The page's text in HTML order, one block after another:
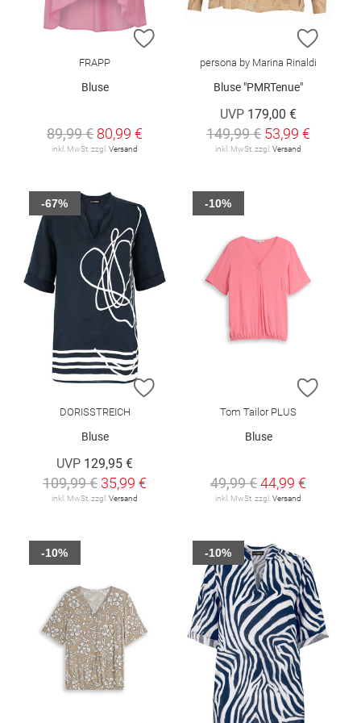
ZUR WUNSCHLISTE HINZUFÜGEN
FRAPP
Bluse
89,99 € 80,99 €
inkl. MwSt. zzgl.Versand
ZUR
persona by Marina Rinaldi
Bluse "PMRTenue"
UVP 179,00 €
149,99 € 53,99 €
inkl. MwSt. zzgl.Versand
ZUR WUNSCHLISTE HINZUFÜGEN
DORISSTREICH
Bluse
UVP 129,95 €
109,99 € 35,99 €
inkl. MwSt. zzgl.Versand
-67%
ZUR
Tom Tailor PLUS
Bluse
49,99 €44,99 €
inkl. MwSt. zzgl.Versand
-10%
-10% -10%